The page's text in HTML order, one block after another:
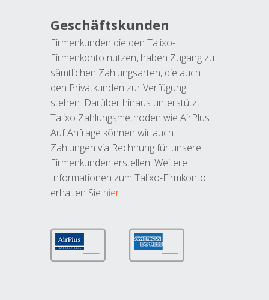
Geschäftskunden
Firmenkunden die den Talixo-
Firmenkonto nutzen, haben Zugang zu
sämtlichen Zahlungsarten, die auch
den Privatkunden zur Verfügung
stehen. Darüber hinaus unterstützt
Talixo Zahlungsmethoden wie AirPlus.
Auf Anfrage können wir auch
Zahlungen via Rechnung für unsere
Firmenkunden erstellen. Weitere
Informationen zum Talixo-Firmkonto
erhalten Sie hier.